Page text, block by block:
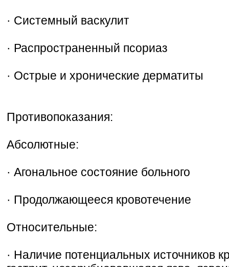
· Системный васкулит
· Распространенный псориаз
· Острые и хронические дерматиты
Противопоказания:
Абсолютные:
· Агональное состояние больного
· Продолжающееся кровотечение
Относительные:
· Наличие потенциальных источников